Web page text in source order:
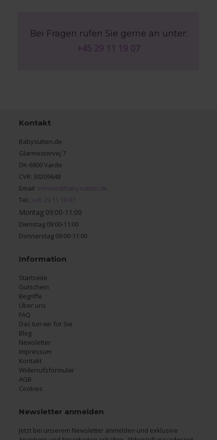
Bei Fragen rufen Sie gerne an unter:
+45 29 11 19 07
Kontakt
Babysutten.de
Glarmestervej 7
DK-6800 Varde
CVR: 30209648
Email: service@babysutten.de
Tel.: +45 29 11 19 07
Montag 09:00-11:00
Dienstag 09:00-11:00
Donnerstag 09:00-11:00
Information
Startseite
Gutschein
Begriffe
Über uns
FAQ
Das tun wir für Sie
Blog
Newsletter
Impressum
Kontakt
Widerrufsformular
AGB
Cookies
Newsletter anmelden
Jetzt bei unserem Newsletter anmelden und exklusive